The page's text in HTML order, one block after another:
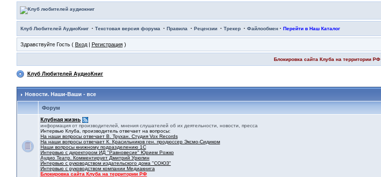
Клуб Любителей АудиоКниг· Текстовая версия форума · Правила · Рецензии· Трекер· Файлообмен· Перейти в Наш Каталог
Здравствуйте Гость ( Вход| Регистрация)
Блокировка сайта Клуба на территории РФ
Клуб Любителей АудиоКниг
Новости. Наши-Ваши - все
Форум
Клубная жизнь
информация от производителей, мнения слушателей об их деятельности, новости, пресса
Интервью Клуба, производитель отвечает на вопросы:
На наши вопросы отвечает В. Трухан. Студия Vox Records
На наши вопросы отвечает К. Красильников ген. продюссер Эксмо-Сидиком
Наши вопросы книжному подразделению 1С
Интервью с директором ИД "Равновесие" Юрием Рожко
Аудио Театр. Комментирует Дмитрий Урюпин
Интервью с руководством издательского дома "СОЮЗ"
Интервью с руководством компании Медиакнига
Блокировка сайта Клуба на территории РФ